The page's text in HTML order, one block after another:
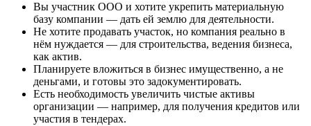
Вы участник ООО и хотите укрепить материальную
базу компании — дать ей землю для деятельности.
Не хотите продавать участок, но компания реально в
нём нуждается — для строительства, ведения бизнеса,
как актив.
Планируете вложиться в бизнес имущественно, а не
деньгами, и готовы это задокументировать.
Есть необходимость увеличить чистые активы
организации — например, для получения кредитов или
участия в тендерах.